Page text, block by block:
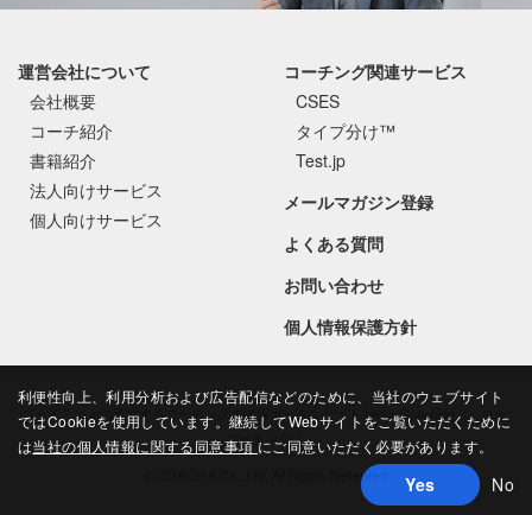
運営会社について
会社概要
コーチ紹介
書籍紹介
法人向けサービス
個人向けサービス
コーチング関連サービス
CSES
タイプ分け™
Test.jp
メールマガジン登録
よくある質問
お問い合わせ
個人情報保護方針
コーチ・エィの運営するコーチングの情報ポータルサイト Hello, Coaching（ハロー,
コーチング!）
All Rights Reserved.
利便性向上、利用分析および広告配信などのために、当社のウェブサイト
ではCookieを使用しています。継続してWebサイトをご覧いただくために
は当社の個人情報に関する同意事項 にご同意いただく必要があります。
Yes No